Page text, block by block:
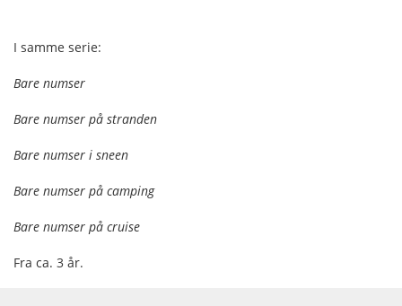
I samme serie:
Bare numser
Bare numser på stranden
Bare numser i sneen
Bare numser på camping
Bare numser på cruise
Fra ca. 3 år.